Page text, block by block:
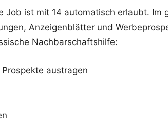
Job ist mit 14 automatisch erlaubt. Im
Anzeigenblätter und
Nachbarschaftshilfe:
austragen